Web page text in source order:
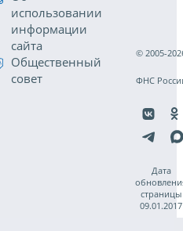
использовании
информации
сайта
Общественный
совет
© 2005-
ФНС
Дата
страницы
09.01.2017